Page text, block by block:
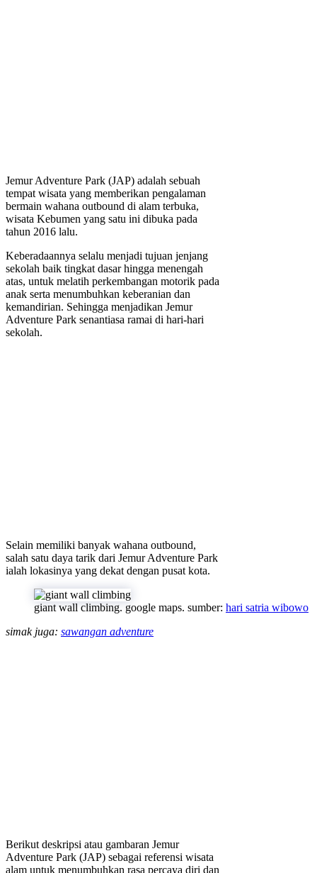
Jemur Adventure Park (JAP) adalah sebuah
tempat wisata yang memberikan pengalaman
bermain wahana outbound di alam terbuka,
wisata Kebumen yang satu ini dibuka pada
tahun 2016 lalu.
Keberadaannya selalu menjadi tujuan jenjang
sekolah baik tingkat dasar hingga menengah
atas, untuk melatih perkembangan motorik pada
anak serta menumbuhkan keberanian dan
kemandirian. Sehingga menjadikan Jemur
Adventure Park senantiasa ramai di hari-hari
sekolah.
Selain memiliki banyak wahana outbound,
salah satu daya tarik dari Jemur Adventure Park
ialah lokasinya yang dekat dengan pusat kota.
giant wall climbing. google maps. sumber: hari satria wibowo
simak juga: sawangan adventure
Berikut deskripsi atau gambaran Jemur
Adventure Park (JAP) sebagai referensi wisata
alam untuk menumbuhkan rasa percaya diri dan